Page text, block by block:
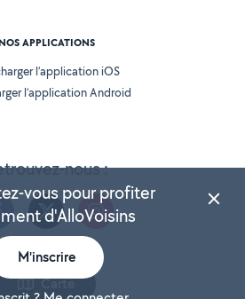
Carte
nous :
NOS APPLICATIONS
l’application iOS
l’application Android
vous pour profiter
d'AlloVoisins
M'inscrire